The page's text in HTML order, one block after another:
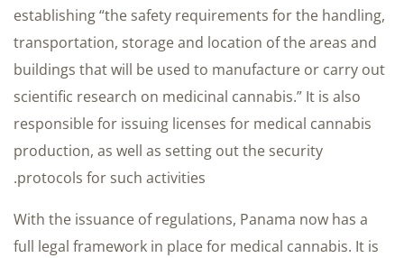
establishing “the safety requirements for the handling,
transportation, storage and location of the areas and
buildings that will be used to manufacture or carry out
scientific research on medicinal cannabis.” It is also
responsible for issuing licenses for medical cannabis
production, as well as setting out the security
protocols for such activities.
With the issuance of regulations, Panama now has a
full legal framework in place for medical cannabis. It is